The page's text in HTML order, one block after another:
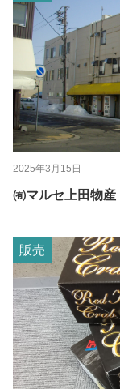
2025年3月15日
㈲マルセ上田物産
販売